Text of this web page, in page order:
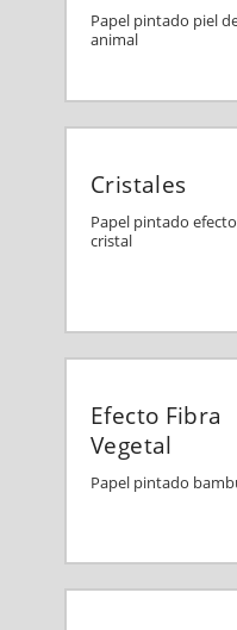
Papel pintado piel
animal
Cristales
Papel pintado efecto
cristal
Efecto Fibra
Vegetal
Papel pintado